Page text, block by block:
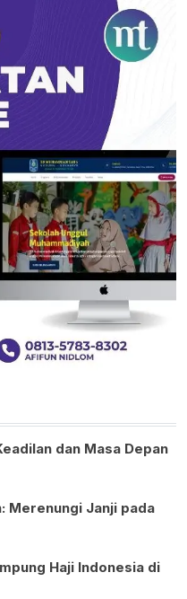
dan Masa Depan
Merenungi Janji pada
Haji Indonesia di